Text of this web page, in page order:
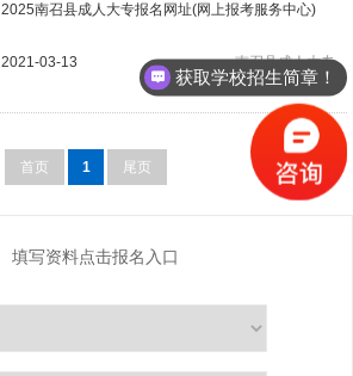
2025南召县成人大专报名网址(网上报考服务中心)
2021-03-13 南召县成人大专
首页 1 尾页
填写资料点击报名入口
获取学校招生简章！